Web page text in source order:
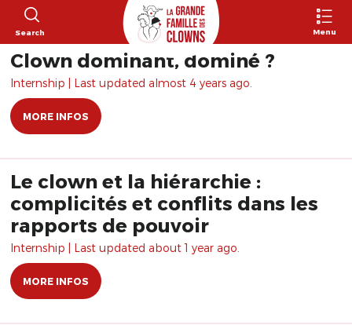
Search Menu
Clown dominant, dominé ?
Internship | Last updated almost 4 years ago.
MORE INFOS
Le clown et la hiérarchie :
complicités et conflits dans les
rapports de pouvoir
Internship | Last updated about 1 year ago.
MORE INFOS